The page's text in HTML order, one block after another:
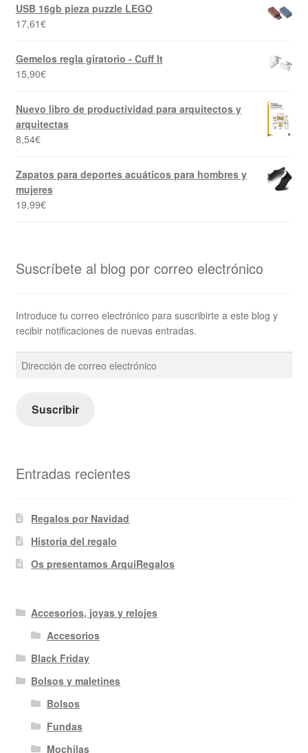
USB 16gb pieza puzzle LEGO
17,61€
Gemelos regla giratorio - Cuff It
15,90€
Nuevo libro de productividad para arquitectos y
arquitectas
8,54€
Zapatos para deportes acuáticos para hombres y
mujeres
19,99€
Suscríbete al blog por correo electrónico
Introduce tu correo electrónico para suscribirte a este blog y
recibir notificaciones de nuevas entradas.
de
electrónico
Suscribir
Entradas recientes
Regalos por Navidad
Historia del regalo
Os presentamos ArquiRegalos
Accesorios, joyas y relojes
Accesorios
Black Friday
Bolsos y maletines
Bolsos
Fundas
Mochilas